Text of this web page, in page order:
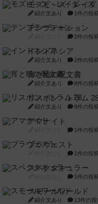
モズビ－ズ・レイダ
紹介文あり 1件の投
テンプテーション
2件の投
インドネシア
紹介文あり 2件の投
宵と暁の呪文書
紹介文あり 8件の投
リスボン・トラム
紹介文あり 9件の投
アマナイト
1件の投
ブラヴェスト
1件の投
スペクタキュラー
1件の投
スモールワールド
紹介文あり 13件の投